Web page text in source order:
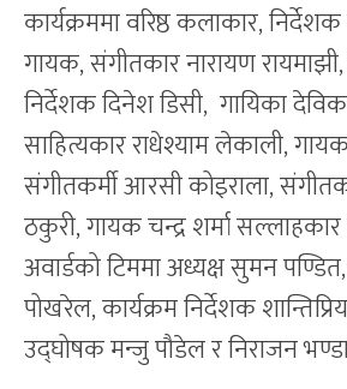
कार्यक्रममा वरिष्ठ कलाकार,
गायक, संगीतकार नारायण
निर्देशक दिनेश डिसी, गायिका
साहित्यकार राधेश्याम लेकाली, गायक
संगीतकर्मी आरसी कोइराला,
ठकुरी, गायक चन्द्र शर्मा
अवार्डको टिममा अध्यक्ष सुमन
पोखरेल, कार्यक्रम निर्देशक
उद्घोषक मन्जु पौडेल र निराजन